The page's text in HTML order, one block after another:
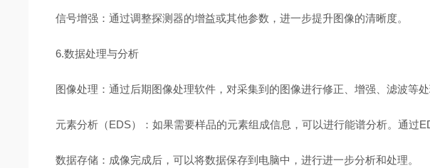
信号增强：通过调整探测器的增益或其他参数，进一步提升图像的清晰度。
6.数据处理与分析
图像处理：通过后期图像处理软件，对采集到的图像进行修正、增强、滤波等
元素分析（EDS）：如果需要样品的元素组成信息，可以进行能谱分析。通过
数据存储：成像完成后，可以将数据保存到电脑中，进行进一步分析和处理。